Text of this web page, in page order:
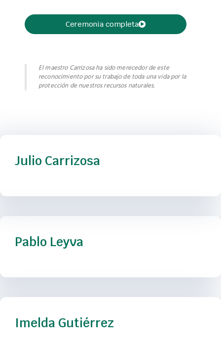
El maestro Carrizosa ha sido merecedor de este
reconocimiento por su trabajo de toda una vida por la
protección de nuestros recursos naturales.
Ceremonia completa
Julio Carrizosa
Pablo Leyva
Imelda Gutiérrez